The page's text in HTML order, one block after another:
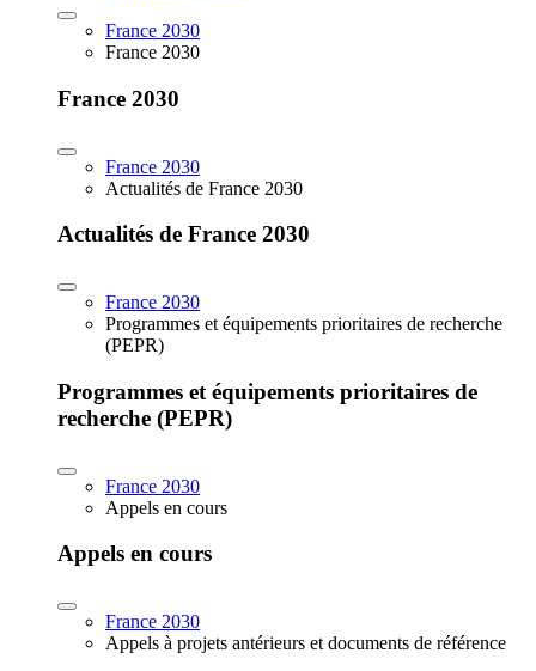
France 2030
France 2030
France 2030
France 2030
Actualités de France 2030
Actualités de France 2030
France 2030
Programmes et équipements prioritaires de recherche
(PEPR)
Programmes et équipements prioritaires de
recherche (PEPR)
France 2030
Appels en cours
Appels en cours
France 2030
Appels à projets antérieurs et documents de référence